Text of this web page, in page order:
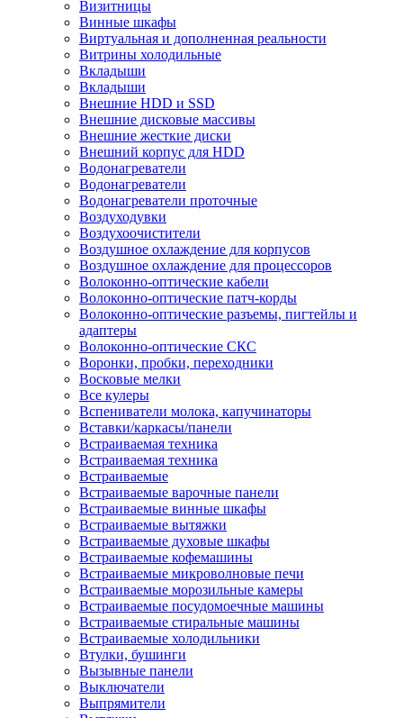
Визитницы
Винные шкафы
Виртуальная и дополненная реальности
Витрины холодильные
Вкладыши
Вкладыши
Внешние HDD и SSD
Внешние дисковые массивы
Внешние жесткие диски
Внешний корпус для HDD
Водонагреватели
Водонагреватели
Водонагреватели проточные
Воздуходувки
Воздухоочистители
Воздушное охлаждение для корпусов
Воздушное охлаждение для процессоров
Волоконно-оптические кабели
Волоконно-оптические патч-корды
Волоконно-оптические разъемы, пигтейлы и
адаптеры
Волоконно-оптические СКС
Воронки, пробки, переходники
Восковые мелки
Все кулеры
Вспениватели молока, капучинаторы
Вставки/каркасы/панели
Встраиваемая техника
Встраиваемая техника
Встраиваемые
Встраиваемые варочные панели
Встраиваемые винные шкафы
Встраиваемые вытяжки
Встраиваемые духовые шкафы
Встраиваемые кофемашины
Встраиваемые микроволновые печи
Встраиваемые морозильные камеры
Встраиваемые посудомоечные машины
Встраиваемые стиральные машины
Встраиваемые холодильники
Втулки, бушинги
Вызывные панели
Выключатели
Выпрямители